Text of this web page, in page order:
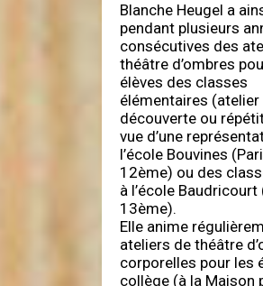
Blanche Heugel a
pendant plusieurs
consécutives des
théâtre d’ombres
élèves des classes
élémentaires (atelier
découverte ou
vue d’une
l’école Bouvines
12ème) ou des
à l’école Baudricourt
13ème).
Elle anime
ateliers de théâtre
corporelles pour les
collège (à la Maison